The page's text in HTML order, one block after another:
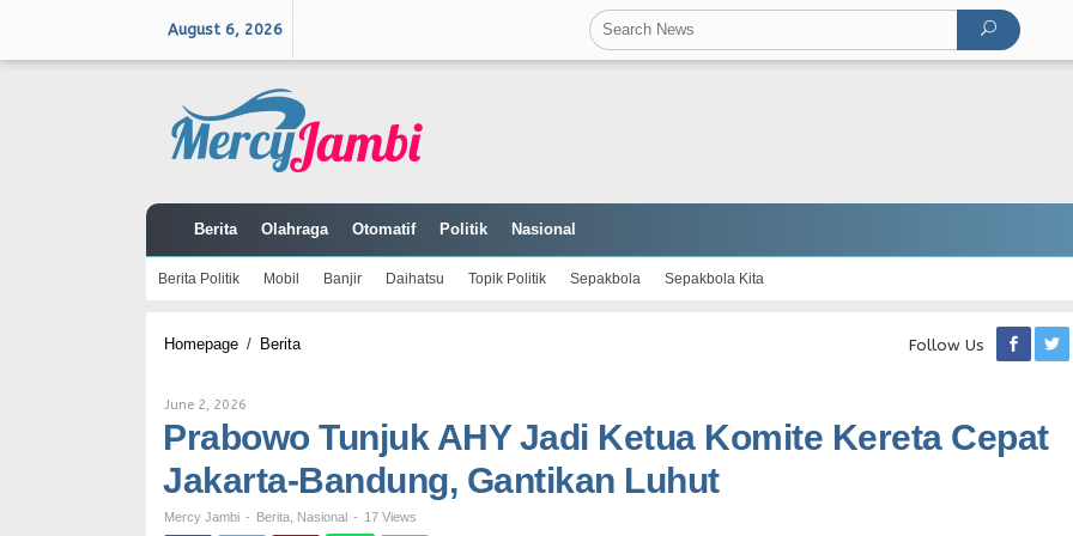
August 6, 2026
Berita Olahraga Otomatif Politik Nasional
Berita Politik Mobil Banjir Daihatsu Topik Politik Sepakbola Sepakbola Kita
Homepage / BeritaPrabowo
Komite
Cepat
Jakarta-
Bandung,
Follow Us
June 2, 2026
Jambi
Prabowo Tunjuk AHY Jadi Ketua Komite Kereta Cepat
Jakarta-Bandung, Gantikan Luhut
Mercy Jambi - Berita Nasional - 17 Views